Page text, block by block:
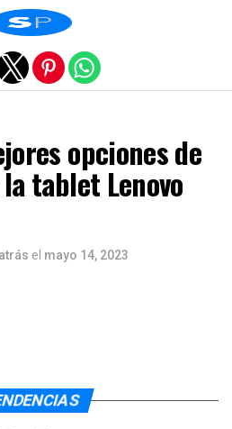
opciones de
tablet Lenovo
el mayo 14, 2023
la versión móvil